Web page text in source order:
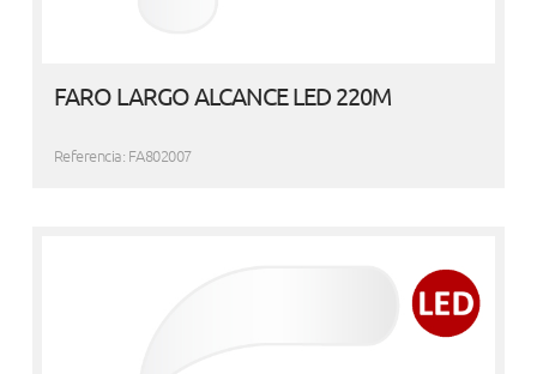
FARO LARGO ALCANCE LED 220M
Referencia: FA802007